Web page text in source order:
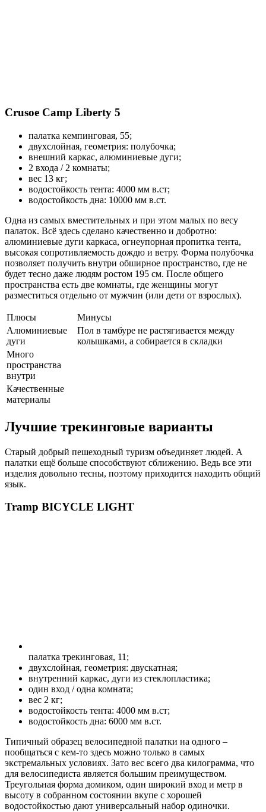
Crusoe Camp Liberty 5
палатка кемпинговая, 55;
двухслойная, геометрия: полубочка;
внешний каркас, алюминиевые дуги;
2 входа / 2 комнаты;
вес 13 кг;
водостойкость тента: 4000 мм в.ст;
водостойкость дна: 10000 мм в.ст.
Одна из самых вместительных и при этом малых по весу
палаток. Всё здесь сделано качественно и добротно:
алюминиевые дуги каркаса, огнеупорная пропитка тента,
высокая сопротивляемость дождю и ветру. Форма полубочка
позволяет получить внутри обширное пространство, где не
будет тесно даже людям ростом 195 см. После общего
пространства есть две комнаты, где женщины могут
разместиться отдельно от мужчин (или дети от взрослых).
Плюсы
Минусы
Алюминиевые
дуги
Пол в тамбуре не растягивается между
колышками, а собирается в складки
Много
пространства
внутри
Качественные
материалы
Лучшие трекинговые варианты
Старый добрый пешеходный туризм объединяет людей. А
палатки ещё больше способствуют сближению. Ведь все эти
изделия довольно тесны, поэтому приходится находить общий
язык.
Tramp BICYCLE LIGHT
палатка трекинговая, 11;
двухслойная, геометрия: двускатная;
внутренний каркас, дуги из стеклопластика;
один вход / одна комната;
вес 2 кг;
водостойкость тента: 4000 мм в.ст;
водостойкость дна: 6000 мм в.ст.
Типичный образец велосипедной палатки на одного –
пообщаться с кем-то здесь можно только в самых
экстремальных условиях. Зато вес всего два килограмма, что
для велосипедиста является большим преимуществом.
Треугольная форма домиком, один широкий вход и метр в
высоту в собранном состоянии вкупе с хорошей
водостойкостью дают универсальный набор одиночки.